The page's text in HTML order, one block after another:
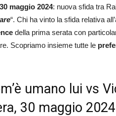
maggio 2024: nuova sfida tra
“. Chi ha vinto la sfida relativa
della prima serata con
Scopriamo insieme tutte le
umano lui vs
30 maggio 2024